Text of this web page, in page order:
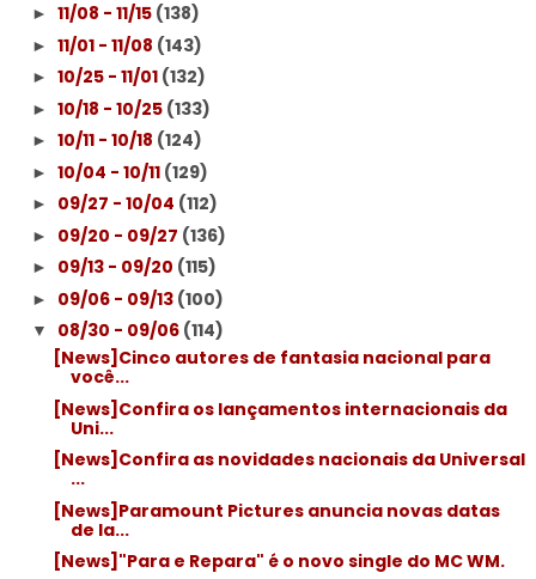
► 11/08 - 11/15 (138)
► 11/01 - 11/08 (143)
► 10/25 - 11/01 (132)
► 10/18 - 10/25 (133)
► 10/11 - 10/18 (124)
► 10/04 - 10/11 (129)
► 09/27 - 10/04 (112)
► 09/20 - 09/27 (136)
► 09/13 - 09/20 (115)
► 09/06 - 09/13 (100)
▼ 08/30 - 09/06 (114)
[News]Cinco autores de fantasia nacional para
você...
[News]Confira os lançamentos internacionais da
Uni...
[News]Confira as novidades nacionais da Universal
...
[News]Paramount Pictures anuncia novas datas
de la...
[News]"Para e Repara" é o novo single do MC WM.